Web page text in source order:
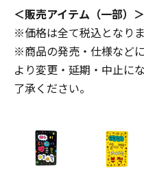
＜販売アイテム（一部）＞
※価格は全て税込となりま
※商品の発売・仕様など
より変更・延期・中⽌に
了承ください。